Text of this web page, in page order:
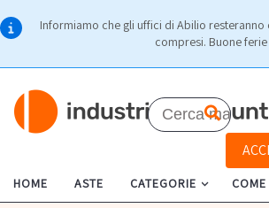
Informiamo che gli uffici di Abilio resteranno
compresi. Buone ferie
HOME ASTE CATEGORIE